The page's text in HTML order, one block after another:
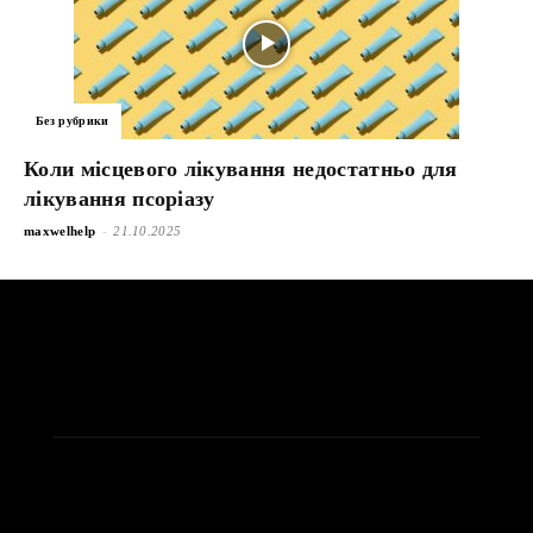
Без рубрики
Коли місцевого лікування недостатньо для
лікування псоріазу
maxwelhelp - 21.10.2025